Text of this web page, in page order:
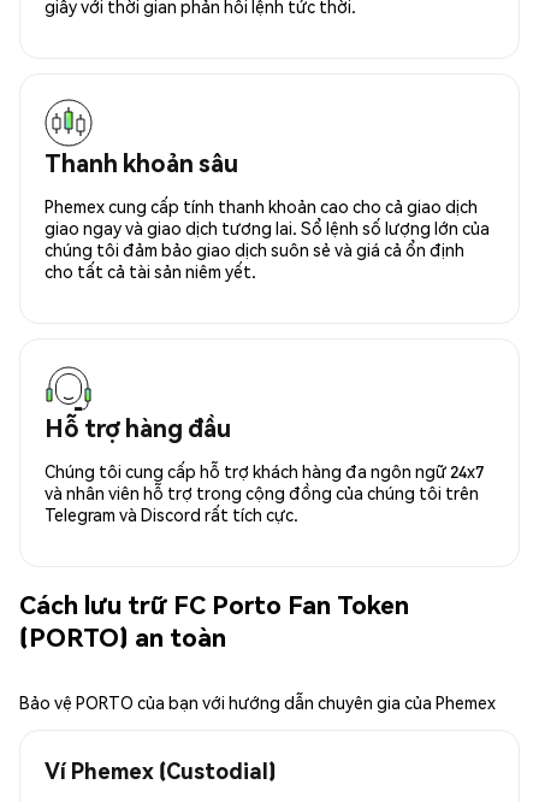
giây với thời gian phản hồi lệnh tức thời.
Thanh khoản sâu
Phemex cung cấp tính thanh khoản cao cho cả giao dịch
giao ngay và giao dịch tương lai. Sổ lệnh số lượng lớn của
chúng tôi đảm bảo giao dịch suôn sẻ và giá cả ổn định
cho tất cả tài sản niêm yết.
Hỗ trợ hàng đầu
Chúng tôi cung cấp hỗ trợ khách hàng đa ngôn ngữ 24x7
và nhân viên hỗ trợ trong cộng đồng của chúng tôi trên
Telegram và Discord rất tích cực.
Cách lưu trữ FC Porto Fan Token
(PORTO) an toàn
Bảo vệ PORTO của bạn với hướng dẫn chuyên gia của Phemex
Ví Phemex (Custodial)